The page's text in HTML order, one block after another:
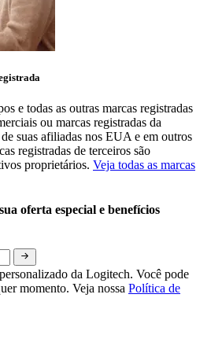
e todas as outras marcas registradas
ou marcas registradas da
suas afiliadas nos EUA e em outros
registradas de terceiros são
proprietários. Veja todas as marcas
oferta especial e benefícios
da Logitech. Você pode
momento. Veja nossa Política de